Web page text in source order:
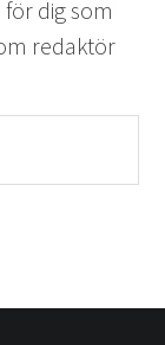
dig som
redaktör